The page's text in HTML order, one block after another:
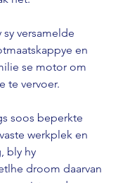
versamelde
en
se motor om
te vervoer.
soos beperkte
werkplek en
bly hy
droom daarvan